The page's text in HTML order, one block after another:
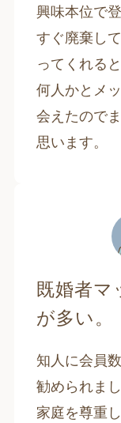
興味本位で
すぐ廃棄し
ってくれる
何人かとメ
会えたので
思います。
既婚者マ
が多い。
知人に会員
勧められま
家庭を尊重